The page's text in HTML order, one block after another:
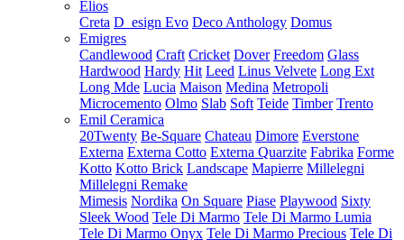
Elios
Creta D_esign Evo Deco Anthology Domus
Emigres
Candlewood Craft Cricket Dover Freedom Glass
Hardwood Hardy Hit Leed Linus Velvete Long Ext
Long Mde Lucia Maison Medina Metropoli
Microcemento Olmo Slab Soft Teide Timber Trento
Emil Ceramica
20Twenty Be-Square Chateau Dimore Everstone
Externa Externa Cotto Externa Quarzite Fabrika Forme
Kotto Kotto Brick Landscape Mapierre Millelegni
Millelegni Remake
Mimesis Nordika On Square Piase Playwood Sixty
Sleek Wood Tele Di Marmo Tele Di Marmo Lumia
Tele Di Marmo Onyx Tele Di Marmo Precious Tele Di